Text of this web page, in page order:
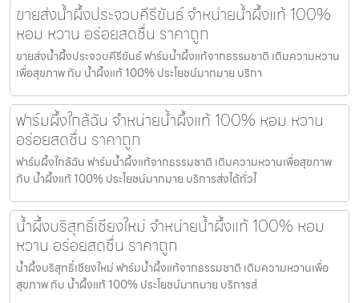
ขายส่งน้ำผึ้งประจวบคีรีขันธ์ จำหน่ายน้ำผึ้งแท้ 100%
หอม หวาน อร่อยสดชื่น ราคาถูก
ขายส่งน้ำผึ้งประจวบคีรีขันธ์ ฟาร์มน้ำผึ้งแท้จากธรรมชาติ เติมความหวาน
เพื่อสุขภาพ กับ น้ำผึ้งแท้ 100% ประโยชน์มากมาย บริกา
ฟาร์มผึ้งใกล้ฉัน จำหน่ายน้ำผึ้งแท้ 100% หอม หวาน
อร่อยสดชื่น ราคาถูก
ฟาร์มผึ้งใกล้ฉัน ฟาร์มน้ำผึ้งแท้จากธรรมชาติ เติมความหวานเพื่อสุขภาพ
กับ น้ำผึ้งแท้ 100% ประโยชน์มากมาย บริการส่งได้ทั่วไ
น้ำผึ้งบริสุทธิ์เชียงใหม่ จำหน่ายน้ำผึ้งแท้ 100% หอม
หวาน อร่อยสดชื่น ราคาถูก
น้ำผึ้งบริสุทธิ์เชียงใหม่ ฟาร์มน้ำผึ้งแท้จากธรรมชาติ เติมความหวานเพื่อ
สุขภาพ กับ น้ำผึ้งแท้ 100% ประโยชน์มากมาย บริการส่